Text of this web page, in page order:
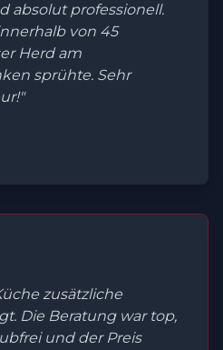
absolut professionell.
von 45
Herd am
sprühte. Sehr
zusätzliche
Die Beratung war top,
und der Preis